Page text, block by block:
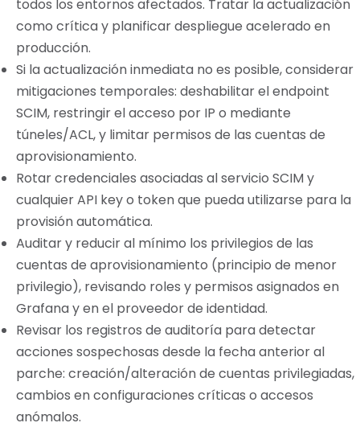
todos los entornos afectados. Tratar la actualización
como crítica y planificar despliegue acelerado en
producción.
Si la actualización inmediata no es posible, considerar
mitigaciones temporales: deshabilitar el endpoint
SCIM, restringir el acceso por IP o mediante
túneles/ACL, y limitar permisos de las cuentas de
aprovisionamiento.
Rotar credenciales asociadas al servicio SCIM y
cualquier API key o token que pueda utilizarse para la
provisión automática.
Auditar y reducir al mínimo los privilegios de las
cuentas de aprovisionamiento (principio de menor
privilegio), revisando roles y permisos asignados en
Grafana y en el proveedor de identidad.
Revisar los registros de auditoría para detectar
acciones sospechosas desde la fecha anterior al
parche: creación/alteración de cuentas privilegiadas,
cambios en configuraciones críticas o accesos
anómalos.